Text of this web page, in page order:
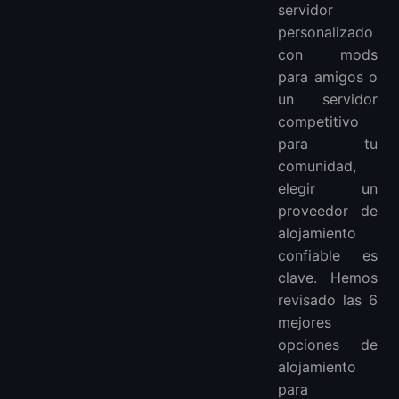
servidor
personalizado
con mods
para amigos o
un servidor
competitivo
para tu
comunidad,
elegir un
proveedor de
alojamiento
confiable es
clave. Hemos
revisado las 6
mejores
opciones de
alojamiento
para